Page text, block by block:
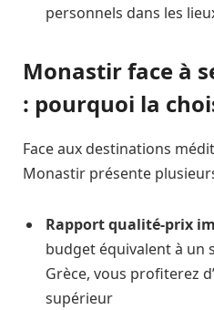
personnels dans les
Monastir face à
: pourquoi la
Face aux destinations
Monastir présente
Rapport qualité-prix
budget équivalent à un
Grèce, vous profiterez
supérieur